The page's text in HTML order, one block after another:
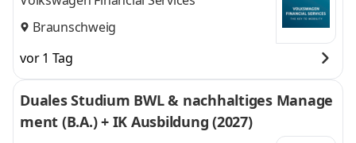
Braunschweig
vor 1 Tag
Duales Studium BWL & nachhaltiges Manage
ment (B.A.) + IK Ausbildung (2027)